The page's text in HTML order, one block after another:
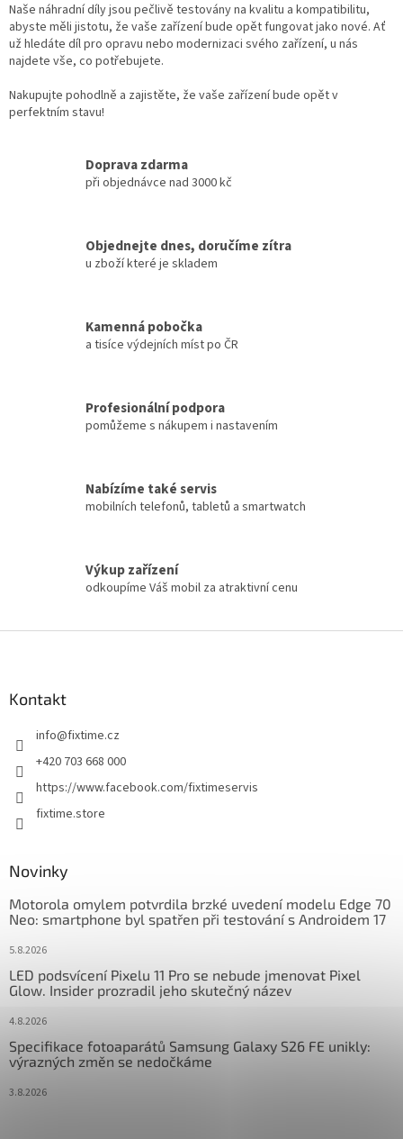
i
s
u
Naše náhradní díly jsou pečlivě testovány na kvalitu a kompatibilitu,
abyste měli jistotu, že vaše zařízení bude opět fungovat jako nové. Ať
už hledáte díl pro opravu nebo modernizaci svého zařízení, u nás
najdete vše, co potřebujete.
Nakupujte pohodlně a zajistěte, že vaše zařízení bude opět v
perfektním stavu!
Doprava zdarma
při objednávce nad 3000 kč
Objednejte dnes, doručíme zítra
u zboží které je skladem
Kamenná pobočka
a tisíce výdejních míst po ČR
Profesionální podpora
pomůžeme s nákupem i nastavením
Nabízíme také servis
mobilních telefonů, tabletů a smartwatch
Výkup zařízení
odkoupíme Váš mobil za atraktivní cenu
Kontakt
info@fixtime.cz
+420 703 668 000
https://www.facebook.com/fixtimeservis
fixtime.store
Novinky
Motorola omylem potvrdila brzké uvedení modelu Edge 70
Neo: smartphone byl spatřen při testování s Androidem 17
5.8.2026
LED podsvícení Pixelu 11 Pro se nebude jmenovat Pixel
Glow. Insider prozradil jeho skutečný název
4.8.2026
Specifikace fotoaparátů Samsung Galaxy S26 FE unikly:
výrazných změn se nedočkáme
3.8.2026